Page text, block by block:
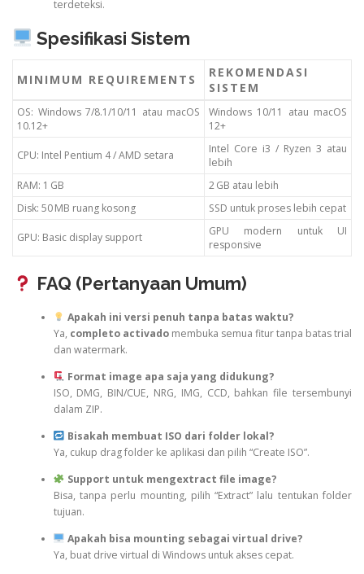
terdeteksi.
Spesifikasi Sistem
MINIMUM REQUIREMENTS
REKOMENDASI
SISTEM
OS: Windows 7/8.1/10/11 atau macOS
10.12+
Windows 10/11 atau macOS
12+
CPU: Intel Pentium 4 / AMD setara
Intel Core i3 / Ryzen 3 atau
lebih
RAM: 1 GB
2 GB atau lebih
Disk: 50 MB ruang kosong
SSD untuk proses lebih cepat
GPU: Basic display support
GPU modern untuk UI
responsive
FAQ (Pertanyaan Umum)
Apakah ini versi penuh tanpa batas waktu?
Ya, completo activadomembuka semua fitur tanpa batas trial
dan watermark.
Format image apa saja yang didukung?
ISO, DMG, BIN/CUE, NRG, IMG, CCD, bahkan file tersembunyi
dalam ZIP.
Bisakah membuat ISO dari folder lokal?
Ya, cukup drag folder ke aplikasi dan pilih “Create ISO”.
Support untuk mengextract file image?
Bisa, tanpa perlu mounting, pilih “Extract” lalu tentukan folder
tujuan.
Apakah bisa mounting sebagai virtual drive?
Ya, buat drive virtual di Windows untuk akses cepat.